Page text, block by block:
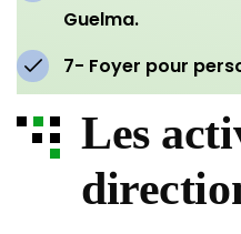
Guelma.
7- Foyer pour
Les